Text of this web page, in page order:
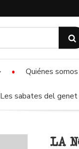
Quiénes somos
Les sabates del
LA